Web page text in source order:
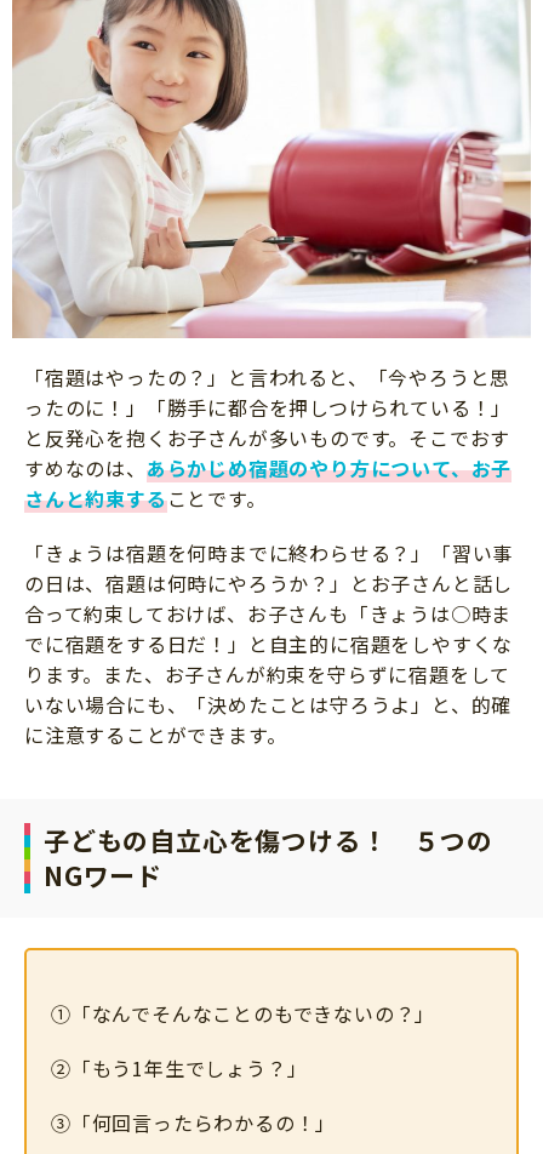
「宿題はやったの？」と言われると、「今やろうと思
ったのに！」「勝手に都合を押しつけられている！」
と反発心を抱くお子さんが多いものです。そこでおす
すめなのは、 あらかじめ宿題のやり方について、お子
さんと約束することです。
「きょうは宿題を何時までに終わらせる？」「習い事
の日は、宿題は何時にやろうか？」とお子さんと話し
合って約束しておけば、お子さんも「きょうは○時ま
でに宿題をする日だ！」と自主的に宿題をしやすくな
ります。また、お子さんが約束を守らずに宿題をして
いない場合にも、「決めたことは守ろうよ」と、的確
に注意することができます。
子どもの自立心を傷つける！ ５つの
NGワード
①「なんでそんなことのもできないの？」
②「もう1年生でしょう？」
③「何回言ったらわかるの！」